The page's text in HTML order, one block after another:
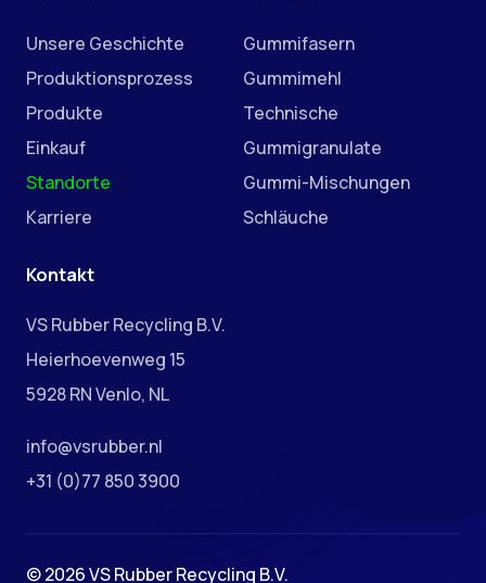
Unsere Geschichte
Produktionsprozess
Produkte
Einkauf
Standorte
Karriere
Gummifasern
Gummimehl
Technische
Gummigranulate
Gummi-Mischungen
Schläuche
Kontakt
VS Rubber Recycling B.V.
Heierhoevenweg 15
5928 RN Venlo, NL
info@vsrubber.nl
+31 (0)77 850 3900
© 2026 VS Rubber Recycling B.V.